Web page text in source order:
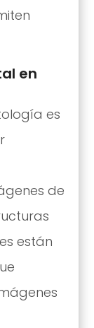
en
es
de
están